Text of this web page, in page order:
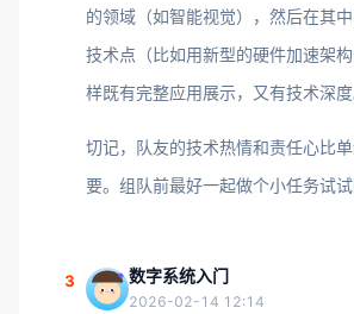
的领域（如智能视觉），然后在其
技术点（比如用新型的硬件加速架
样既有完整应用展示，又有技术深度
切记，队友的技术热情和责任心比
要。组队前最好一起做个小任务试试
3 数字系统入门
2026-02-14 12:14